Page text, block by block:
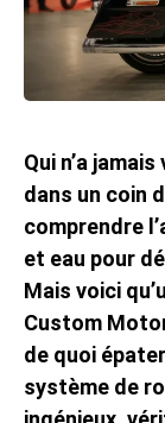
Qui n’a
dans un coin
comprendre
et eau pour
Mais voici
Custom
de quoi
système de